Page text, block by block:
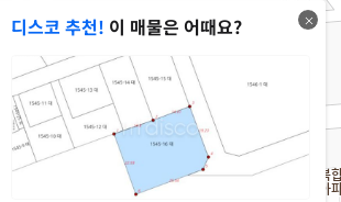
월 11만
1.8억
111m²
디스코 추천! 이 매물은 어때요?